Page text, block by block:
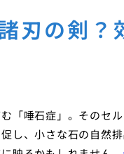
刃の剣？
「唾石症」。そのセ
し、小さな石の自然